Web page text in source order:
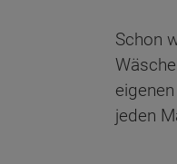
Schon
jeden